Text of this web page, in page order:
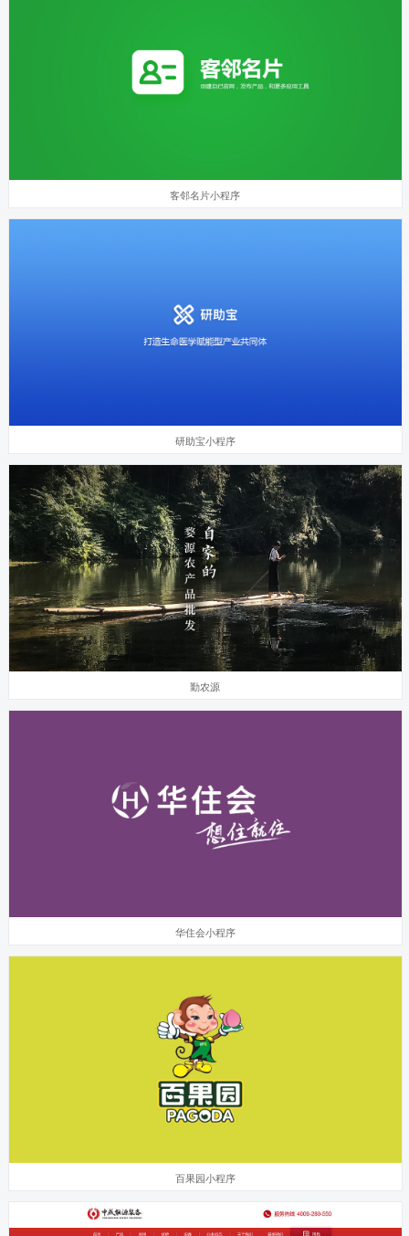
客邻名片小程序
研助宝小程序
勤农源
华住会小程序
百果园小程序